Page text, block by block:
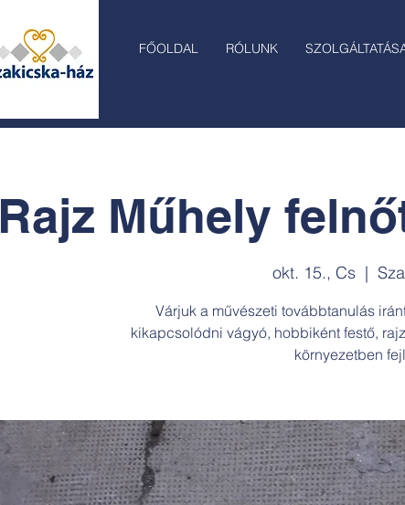
FŐOLDAL RÓLUNK
Rajz Műhely
okt. 15., Cs
  |
Várjuk a művészeti továbbtanulás
kikapcsolódni vágyó, hobbiként festő,
környezetben